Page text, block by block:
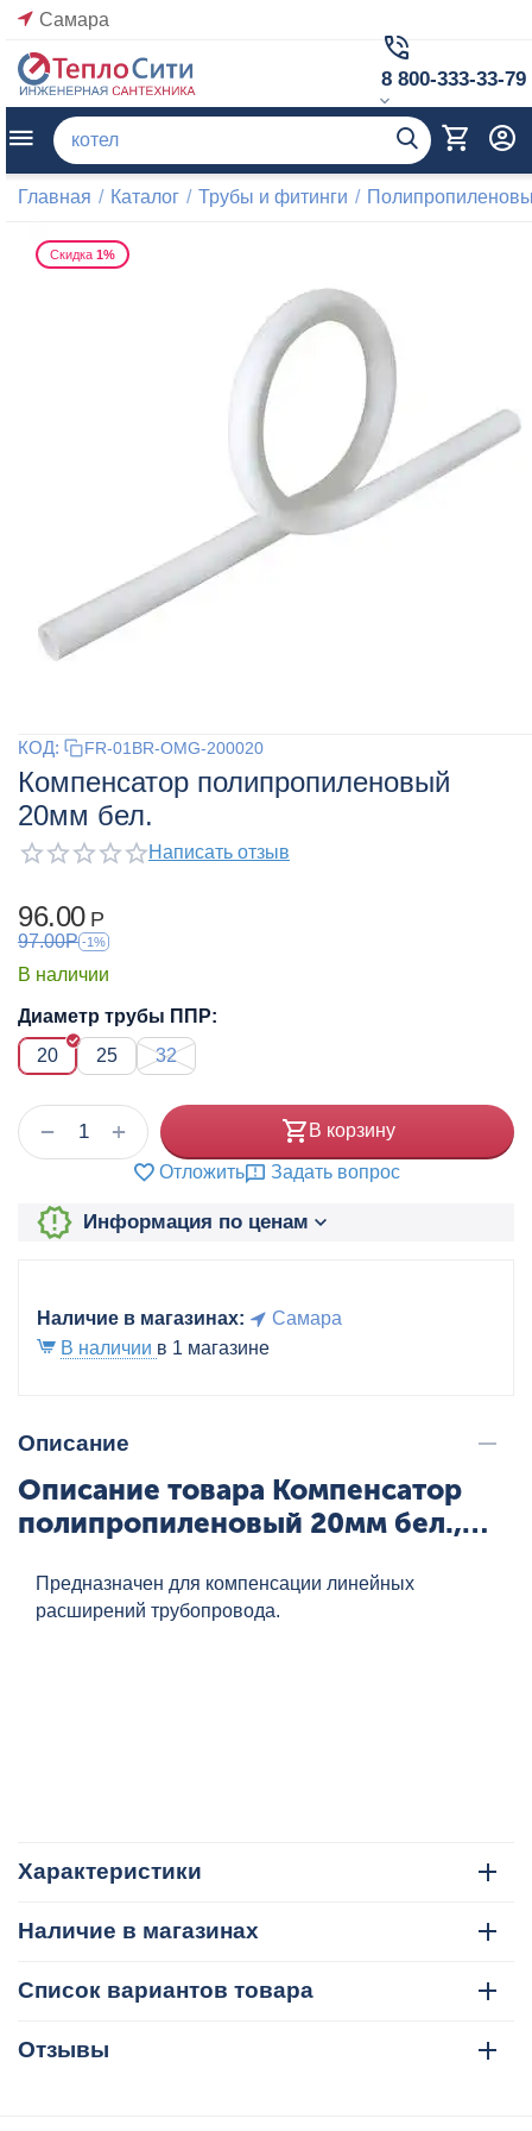
Самара
8 800-333-33-79
Главная / Каталог / Трубы и фитинги /
Скидка 1%
КОД: FR-01BR-OMG-200020
Компенсатор полипропиленовый
20мм бел.
Написать отзыв
96.00 Р
97.00Р -1%
В наличии
Диаметр трубы ППР:
20
25 32
+
− В корзину
Отложить Задать вопрос
Информация по ценам
Наличие в магазинах:
Самара
В наличии в 1 магазине
Описание
Описание товара Компенсатор
полипропиленовый 20мм бел.,
Предназначен для компенсации линейных
расширений трубопровода.
Характеристики
Наличие в магазинах
Список вариантов товара
Отзывы